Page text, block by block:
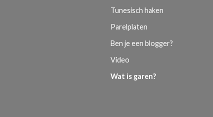
Tunesisch haken
Parelplaten
Ben je een blogger?
Video
Wat is garen?